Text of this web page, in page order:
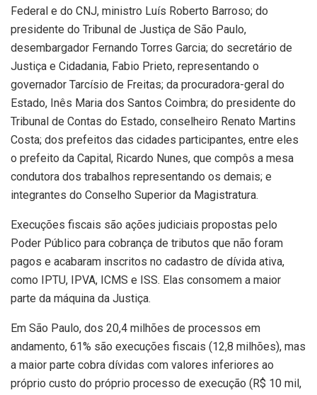
Federal e do CNJ, ministro Luís Roberto Barroso; do
presidente do Tribunal de Justiça de São Paulo,
desembargador Fernando Torres Garcia; do secretário de
Justiça e Cidadania, Fabio Prieto, representando o
governador Tarcísio de Freitas; da procuradora-geral do
Estado, Inês Maria dos Santos Coimbra; do presidente do
Tribunal de Contas do Estado, conselheiro Renato Martins
Costa; dos prefeitos das cidades participantes, entre eles
o prefeito da Capital, Ricardo Nunes, que compôs a mesa
condutora dos trabalhos representando os demais; e
integrantes do Conselho Superior da Magistratura.
Execuções fiscais são ações judiciais propostas pelo
Poder Público para cobrança de tributos que não foram
pagos e acabaram inscritos no cadastro de dívida ativa,
como IPTU, IPVA, ICMS e ISS. Elas consomem a maior
parte da máquina da Justiça.
Em São Paulo, dos 20,4 milhões de processos em
andamento, 61% são execuções fiscais (12,8 milhões), mas
a maior parte cobra dívidas com valores inferiores ao
próprio custo do próprio processo de execução (R$ 10 mil,